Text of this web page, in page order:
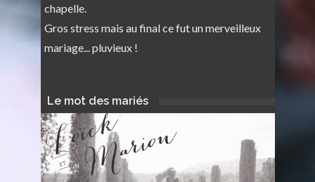
chapelle.
Gros stress mais au final ce fut un merveilleux
mariage... pluvieux !
Le mot des mariés